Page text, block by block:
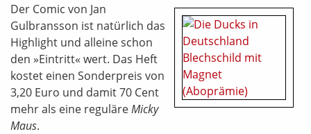
Der Comic von Jan
Gulbransson ist natürlich das
Highlight und alleine schon
den »Eintritt« wert. Das Heft
kostet einen Sonderpreis von
3,20 Euro und damit 70 Cent
mehr als eine reguläreMicky
Maus.